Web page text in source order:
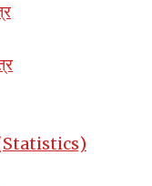
(Statistics)